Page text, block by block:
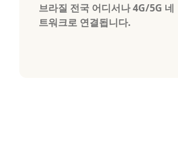
브라질 전국 어디서나 4G/5G 네
트워크로 연결됩니다.